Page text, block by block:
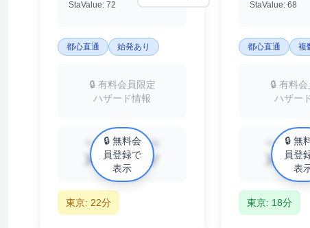
StaValue: 72
都心直通 始発あり
🔒 有料会員限定
ハザード情報
中古マンション相場
XX万円/㎡
🔒 無料会
員登録で
表示
東京: 22分
StaValue: 68
都心直通 複
🔒 有料
ハザー
中古マンシ
XX万
🔒 無
員登
表
東京: 18分